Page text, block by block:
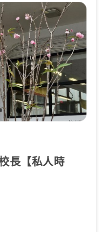
長【私人時